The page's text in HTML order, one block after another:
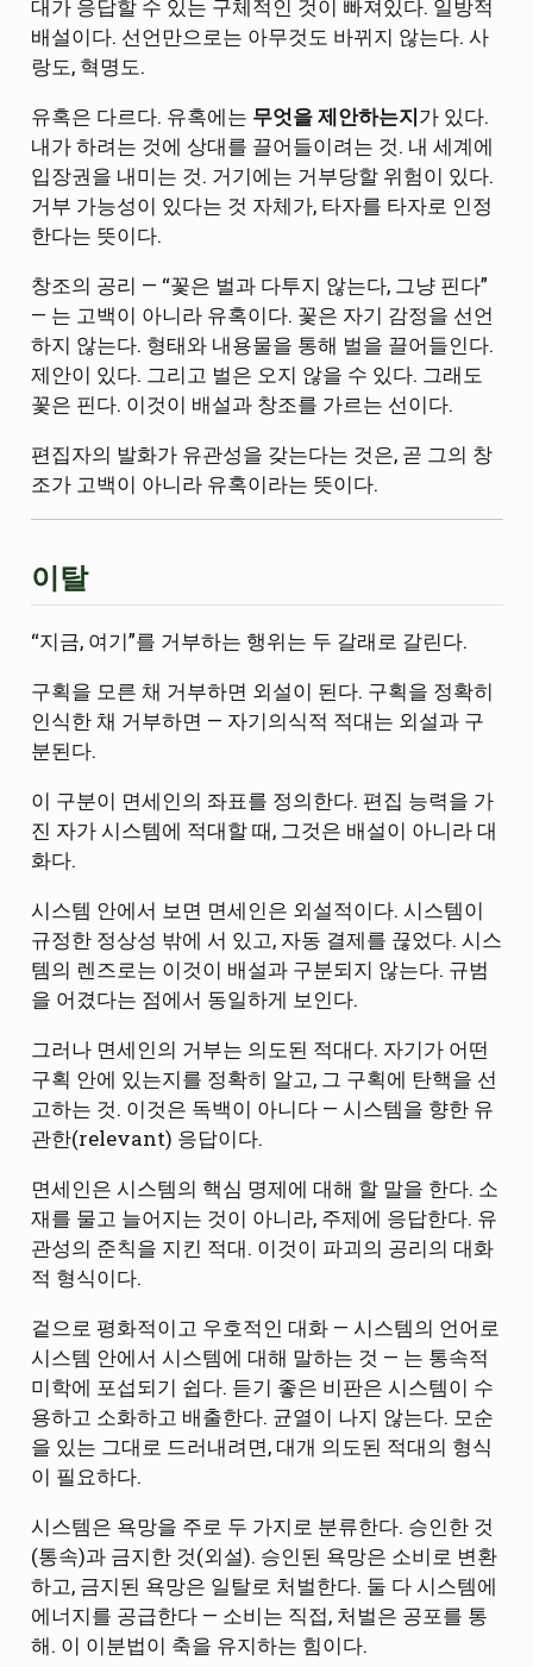
대가 응답할 수 있는 구체적인 것이 빠져있다. 일방적
배설이다. 선언만으로는 아무것도 바뀌지 않는다. 사
랑도, 혁명도.
유혹은 다르다. 유혹에는 무엇을 제안하는지가 있다.
내가 하려는 것에 상대를 끌어들이려는 것. 내 세계에
입장권을 내미는 것. 거기에는 거부당할 위험이 있다.
거부 가능성이 있다는 것 자체가, 타자를 타자로 인정
한다는 뜻이다.
창조의 공리 — “꽃은 벌과 다투지 않는다, 그냥 핀다”
— 는 고백이 아니라 유혹이다. 꽃은 자기 감정을 선언
하지 않는다. 형태와 내용물을 통해 벌을 끌어들인다.
제안이 있다. 그리고 벌은 오지 않을 수 있다. 그래도
꽃은 핀다. 이것이 배설과 창조를 가르는 선이다.
편집자의 발화가 유관성을 갖는다는 것은, 곧 그의 창
조가 고백이 아니라 유혹이라는 뜻이다.
이탈
“지금, 여기”를 거부하는 행위는 두 갈래로 갈린다.
구획을 모른 채 거부하면 외설이 된다. 구획을 정확히
인식한 채 거부하면 — 자기의식적 적대는 외설과 구
분된다.
이 구분이 면세인의 좌표를 정의한다. 편집 능력을 가
진 자가 시스템에 적대할 때, 그것은 배설이 아니라 대
화다.
시스템 안에서 보면 면세인은 외설적이다. 시스템이
규정한 정상성 밖에 서 있고, 자동 결제를 끊었다. 시스
템의 렌즈로는 이것이 배설과 구분되지 않는다. 규범
을 어겼다는 점에서 동일하게 보인다.
그러나 면세인의 거부는 의도된 적대다. 자기가 어떤
구획 안에 있는지를 정확히 알고, 그 구획에 탄핵을 선
고하는 것. 이것은 독백이 아니다 — 시스템을 향한 유
관한(relevant) 응답이다.
면세인은 시스템의 핵심 명제에 대해 할 말을 한다. 소
재를 물고 늘어지는 것이 아니라, 주제에 응답한다. 유
관성의 준칙을 지킨 적대. 이것이 파괴의 공리의 대화
적 형식이다.
겉으로 평화적이고 우호적인 대화 — 시스템의 언어로
시스템 안에서 시스템에 대해 말하는 것 — 는 통속적
미학에 포섭되기 쉽다. 듣기 좋은 비판은 시스템이 수
용하고 소화하고 배출한다. 균열이 나지 않는다. 모순
을 있는 그대로 드러내려면, 대개 의도된 적대의 형식
이 필요하다.
시스템은 욕망을 주로 두 가지로 분류한다. 승인한 것
(통속)과 금지한 것(외설). 승인된 욕망은 소비로 변환
하고, 금지된 욕망은 일탈로 처벌한다. 둘 다 시스템에
에너지를 공급한다 — 소비는 직접, 처벌은 공포를 통
해. 이 이분법이 축을 유지하는 힘이다.